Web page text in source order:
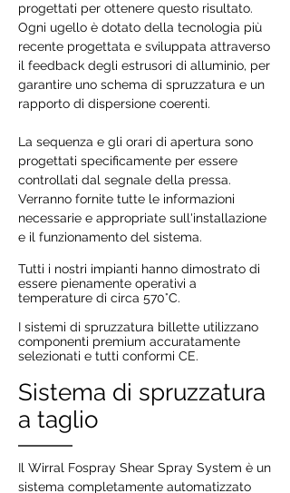
progettati per ottenere questo risultato.
Ogni ugello è dotato della tecnologia più
recente progettata e sviluppata attraverso
il feedback degli estrusori di alluminio, per
garantire uno schema di spruzzatura e un
rapporto di dispersione coerenti.
La sequenza e gli orari di apertura sono
progettati specificamente per essere
controllati dal segnale della pressa.
Verranno fornite tutte le informazioni
necessarie e appropriate sull'installazione
e il funzionamento del sistema.
Tutti i nostri impianti hanno dimostrato di
essere pienamente operativi a
temperature di circa 570°C.
I sistemi di spruzzatura billette utilizzano
componenti premium accuratamente
selezionati e tutti conformi CE.
Sistema di spruzzatura
a taglio
Il Wirral Fospray Shear Spray System è un
sistema completamente automatizzato